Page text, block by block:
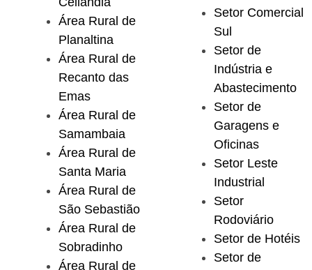
Área Rural de
Planaltina
Área Rural de
Recanto das
Emas
Área Rural de
Samambaia
Área Rural de
Santa Maria
Área Rural de
São Sebastião
Área Rural de
Sobradinho
Área Rural de
Setor Comercial
Sul
Setor de
Indústria e
Abastecimento
Setor de
Garagens e
Oficinas
Setor Leste
Industrial
Setor
Rodoviário
Setor de Hotéis
Setor de